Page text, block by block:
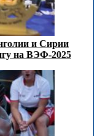
и Сирии
на ВЭФ-2025